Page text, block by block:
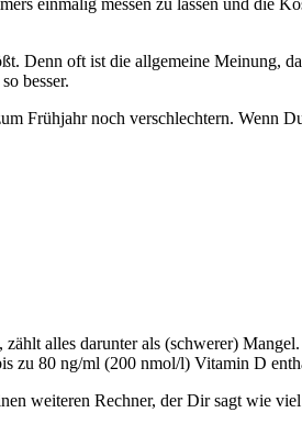
einmalig messen zu lassen und die
Denn oft ist die allgemeine Meinung,
besser.
Frühjahr noch verschlechtern. Wenn
alles darunter als (schwerer) Mangel.
zu 80 ng/ml (200 nmol/l) Vitamin D
weiteren Rechner, der Dir sagt wie